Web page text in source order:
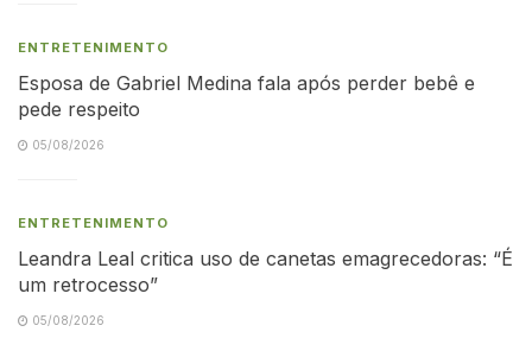
ENTRETENIMENTO
Esposa de Gabriel Medina fala após perder bebê e
pede respeito
05/08/2026
ENTRETENIMENTO
Leandra Leal critica uso de canetas emagrecedoras: “É
um retrocesso”
05/08/2026